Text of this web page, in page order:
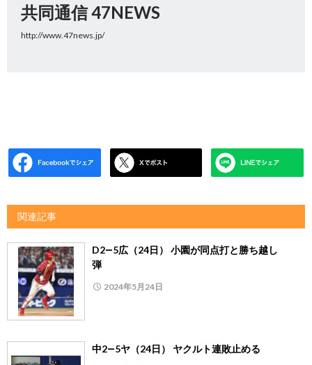
共同通信 47NEWS
http://www.47news.jp/
関連記事
D2―5広（24日） 小園が同点打と勝ち越し
弾
2024年5月24日
中2―5ヤ（24日） ヤクルト連敗止める